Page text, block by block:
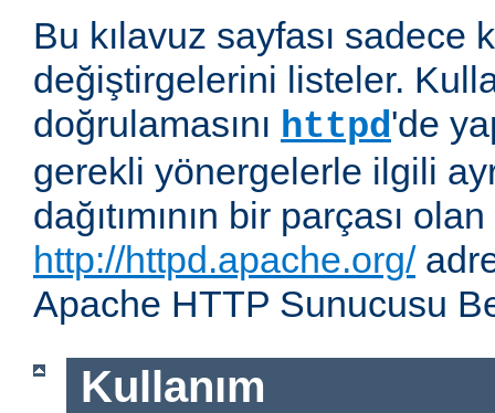
Bu kılavuz sayfası sadece
değiştirgelerini listeler.
doğrulamasını httpd'de
gerekli yönergelerle ilgili
dağıtımının bir parçası
http://httpd.apache.org/
Apache HTTP Sunucusu
Kullanım